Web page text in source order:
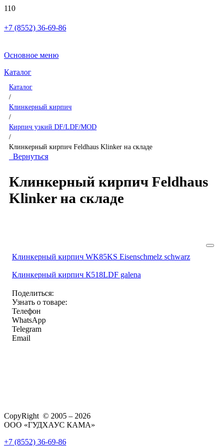
+7 (8552) 36-69-86
Основное меню
Каталог
Каталог
/
Клинкерный кирпич
/
Кирпич узкий DF/LDF/MOD
/
Клинкерный кирпич Feldhaus Klinker на складе
Вернуться
Клинкерный кирпич Feldhaus
Klinker на складе
Клинкерный кирпич WK85KS Eisenschmelz schwarz
Клинкерный кирпич К518LDF galena
Поделиться:
Узнать о товаре:
Телефон
WhatsApp
Telegram
Email
CopyRight © 2005 – 2026
ООО «ГУДХАУС КАМА»
+7 (8552) 36-69-86